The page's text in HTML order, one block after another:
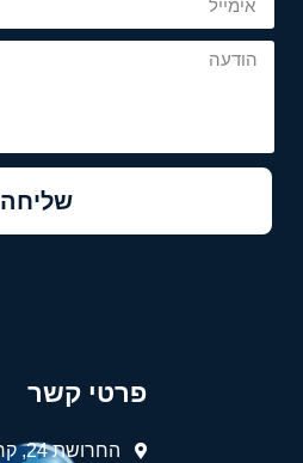
שליחה
פרטי קשר
החרושת 24, קרית מלאכי